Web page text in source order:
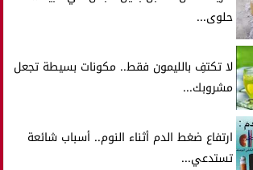
حلوى...
لا تكتفِ بالليمون فقط.. مكونات بسيطة تجعل
مشروبك...
ارتفاع ضغط الدم أثناء النوم.. أسباب شائعة
تستدعي...